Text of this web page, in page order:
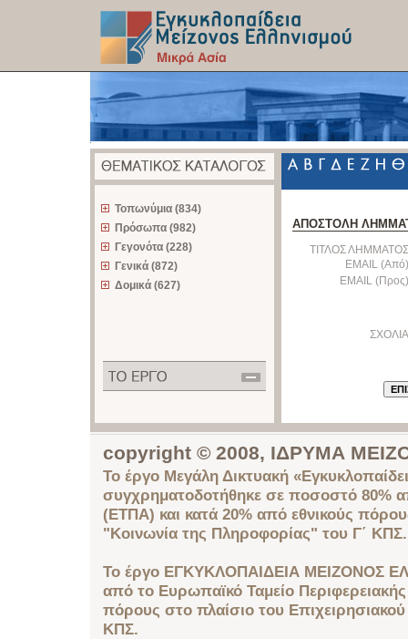
Τοπωνύμια (834)
Πρόσωπα (982)
Γεγονότα (228)
Γενικά (872)
Δομικά (627)
ΑΠΟΣΤΟΛΗ
ΤΙΤΛΟΣ
EMAIL
EMAIL
copyright © 2008, ΙΔΡΥΜΑ
Το έργο Μεγάλη Δικτυακή
συγχρηματοδοτήθηκε σε ποσοστό 80%
(ΕΤΠΑ) και κατά 20% από εθνικούς
"Κοινωνία της Πληροφορίας" του Γ΄ ΚΠΣ.
Το έργο ΕΓΚΥΚΛΟΠΑΙΔΕΙΑ ΜΕΙΖΟΝΟΣ
από το Ευρωπαϊκό Ταμείο
πόρους στο πλαίσιο του
ΚΠΣ.